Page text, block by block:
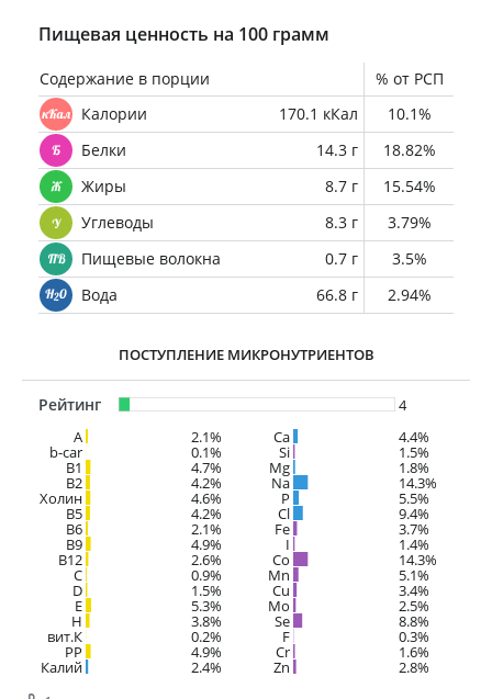
Пищевая ценность на 100 грамм
Содержание в порции
% от РСП
Калории
170.1 кКал
10.1%
Белки
14.3 г
18.82%
Жиры
8.7 г
15.54%
Углеводы
8.3 г
3.79%
Пищевые волокна
0.7 г
3.5%
Вода
66.8 г 2.94%
ПОСТУПЛЕНИЕ МИКРОНУТРИЕНТОВ
Рейтинг
4
A
2.1%
b-car 0.1%
В1 4.7%
B2 4.2%
Холин 4.6%
B5 4.2%
B6 2.1%
B9 4.9%
B12 2.6%
C 0.9%
D 1.5%
E 5.3%
H 3.8%
вит.К 0.2%
PP 4.9%
Калий 2.4%
Ca 4.4%
Si 1.5%
Mg 1.8%
Na 14.3%
P 5.5%
Cl 9.4%
Fe 3.7%
I 1.4%
Co 14.3%
Mn 5.1%
Cu 3.4%
Mo 2.5%
Se 8.8%
F 0.3%
Cr 1.6%
Zn 2.8%